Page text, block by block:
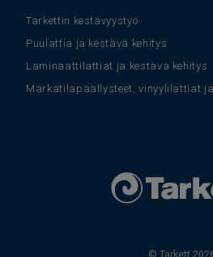
Tarkettin kestävyystyö
Puulattia ja kestävä kehitys
Laminaattilattiat ja kestävä kehitys
Märkätilapäällysteet, vinyylilattiat
© Tarkett